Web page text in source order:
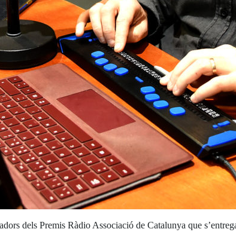
dels Premis Ràdio Associació de Catalunya que